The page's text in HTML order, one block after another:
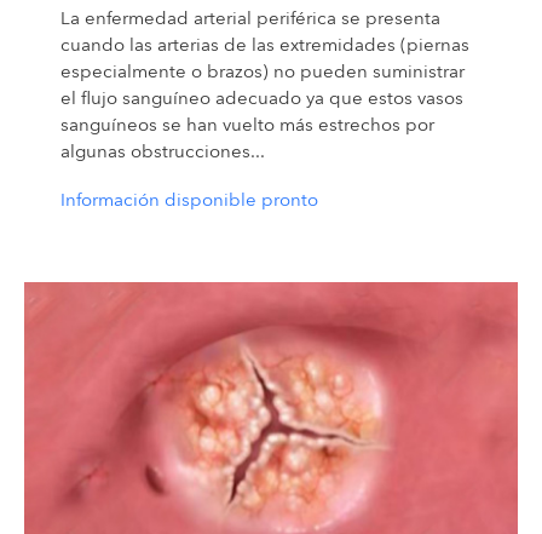
La enfermedad arterial periférica se presenta
cuando las arterias de las extremidades (piernas
especialmente o brazos) no pueden suministrar
el flujo sanguíneo adecuado ya que estos vasos
sanguíneos se han vuelto más estrechos por
algunas obstrucciones...
Información disponible pronto